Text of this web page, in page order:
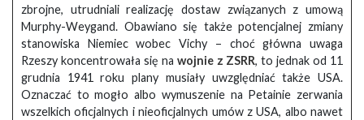
zbrojne, utrudniali realizację dostaw związanych z umową
Murphy-Weygand. Obawiano się także potencjalnej zmiany
stanowiska Niemiec wobec Vichy – choć główna uwaga
Rzeszy koncentrowała się na wojnie z ZSRR, to jednak od 11
grudnia 1941 roku plany musiały uwzględniać także USA.
Oznaczać to mogło albo wymuszenie na Petainie zerwania
wszelkich oficjalnych i nieoficjalnych umów z USA, albo nawet